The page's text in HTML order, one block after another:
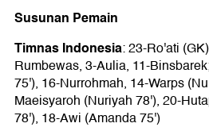
Susunan Pemain
Timnas Indonesia: 23-Ro'ati
Rumbewas, 3-Aulia, 11-
75'), 16-Nurrohmah, 14-Warps
Maeisyaroh (Nuriyah 78'), 20-
78'), 18-Awi (Amanda 75')